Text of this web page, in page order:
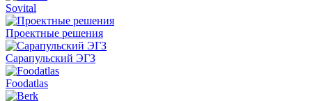
Sovital
Проектные решения
Сарапульский ЭГЗ
Foodatlas